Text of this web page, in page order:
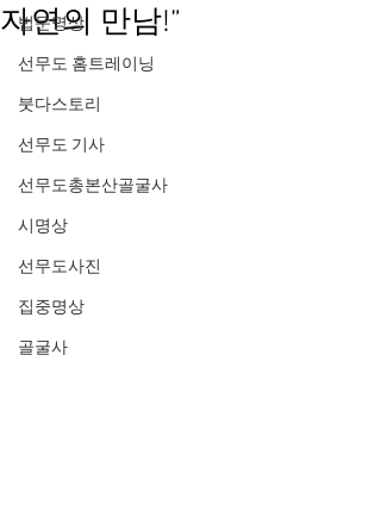
법문명상
선무도 홈트레이닝
붓다스토리
선무도 기사
선무도총본산골굴사
시명상
선무도사진
집중명상
골굴사
자연의 만남!”